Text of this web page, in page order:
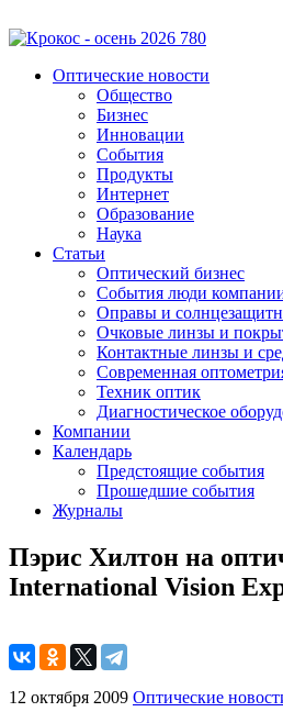
Оптические новости
Общество
Бизнес
Инновации
События
Продукты
Интернет
Образование
Наука
Статьи
Оптический бизнес
События люди
Оправы и
Очковые линзы и
Контактные линзы и
Современная
Техник оптик
Диагностическое
Компании
Календарь
Предстоящие события
Прошедшие события
Журналы
Пэрис Хилтон на
International Vision
12 октября 2009 Оптические